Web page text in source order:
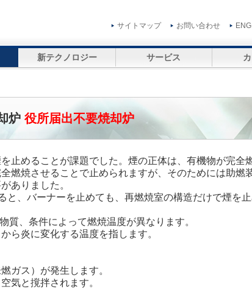
サイトマップ お問い合わせ
新テクノロジー サービス
炉 役所届出不要焼却炉
止めることが課題でした。煙の正体は、有機物が完全
燃焼させることで止められますが、そのためには助燃
ありました。
、バーナーを止めても、再燃焼室の構造だけで煙を
、条件によって燃焼温度が異なります。
ら炎に変化する温度を指します。
ガス）が発生します。
気と撹拌されます。